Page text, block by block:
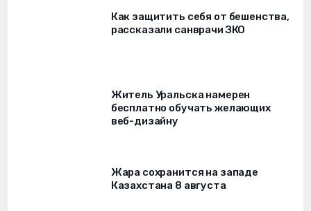
Как защитить себя от бешенства,
рассказали санврачи ЗКО
Житель Уральска намерен
бесплатно обучать желающих
веб-дизайну
Жара сохранится на западе
Казахстана 8 августа